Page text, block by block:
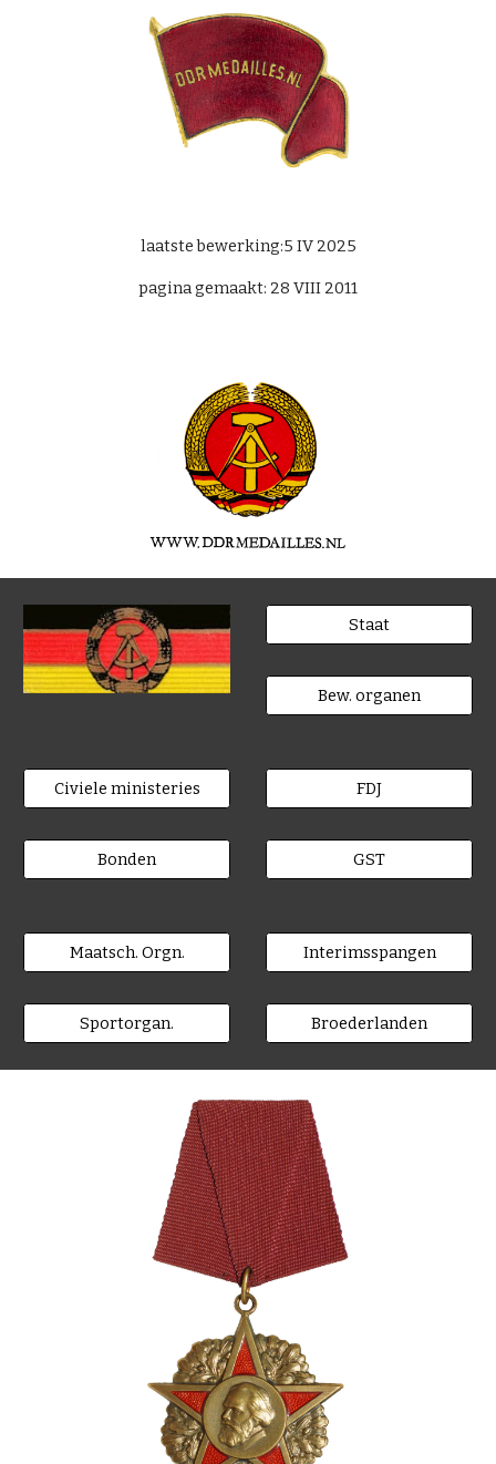
laatste bewerking:5 IV 2025
pagina gemaakt: 28 VIII 2011
Staat
Bew. organen
Civiele ministeries
Bonden
FDJ
GST
Maatsch. Orgn.
Sportorgan.
Interimsspangen
Broederlanden